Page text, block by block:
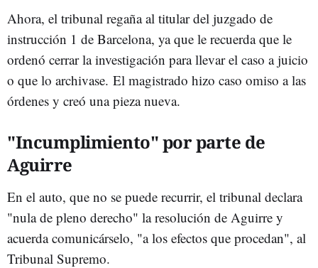
Ahora, el tribunal regaña al titular del juzgado de
instrucción 1 de Barcelona, ya que le recuerda que le
ordenó cerrar la investigación para llevar el caso a juicio
o que lo archivase. El magistrado hizo caso omiso a las
órdenes y creó una pieza nueva.
"Incumplimiento" por parte de
Aguirre
En el auto, que no se puede recurrir, el tribunal declara
"nula de pleno derecho" la resolución de Aguirre y
acuerda comunicárselo, "a los efectos que procedan", al
Tribunal Supremo.